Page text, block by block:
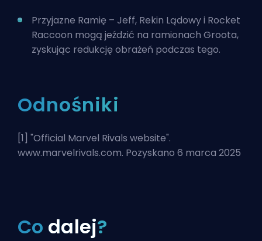
Przyjazne Ramię – Jeff, Rekin Lądowy i Rocket
Raccoon mogą jeździć na ramionach Groota,
zyskując redukcję obrażeń podczas tego.
Odnośniki
[1] "Official Marvel Rivals website".
www.marvelrivals.com. Pozyskano 6 marca 2025
Co dalej?